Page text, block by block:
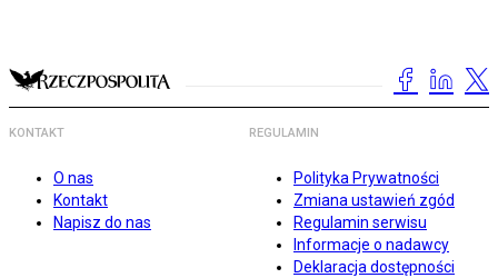
KONTAKT
O nas
Kontakt
Napisz do nas
REGULAMIN
Polityka Prywatności
Zmiana ustawień zgód
Regulamin serwisu
Informacje o nadawcy
Deklaracja dostępności